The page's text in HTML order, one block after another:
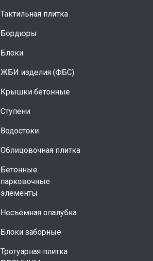
Тактильная плитка
Бордюры
Блоки
ЖБИ изделия (ФБС)
Крышки бетонные
Ступени
Водостоки
Облицовочная плитка
Бетонные
парковочные
элементы
Несъёмная опалубка
Блоки заборные
Тротуарная плитка